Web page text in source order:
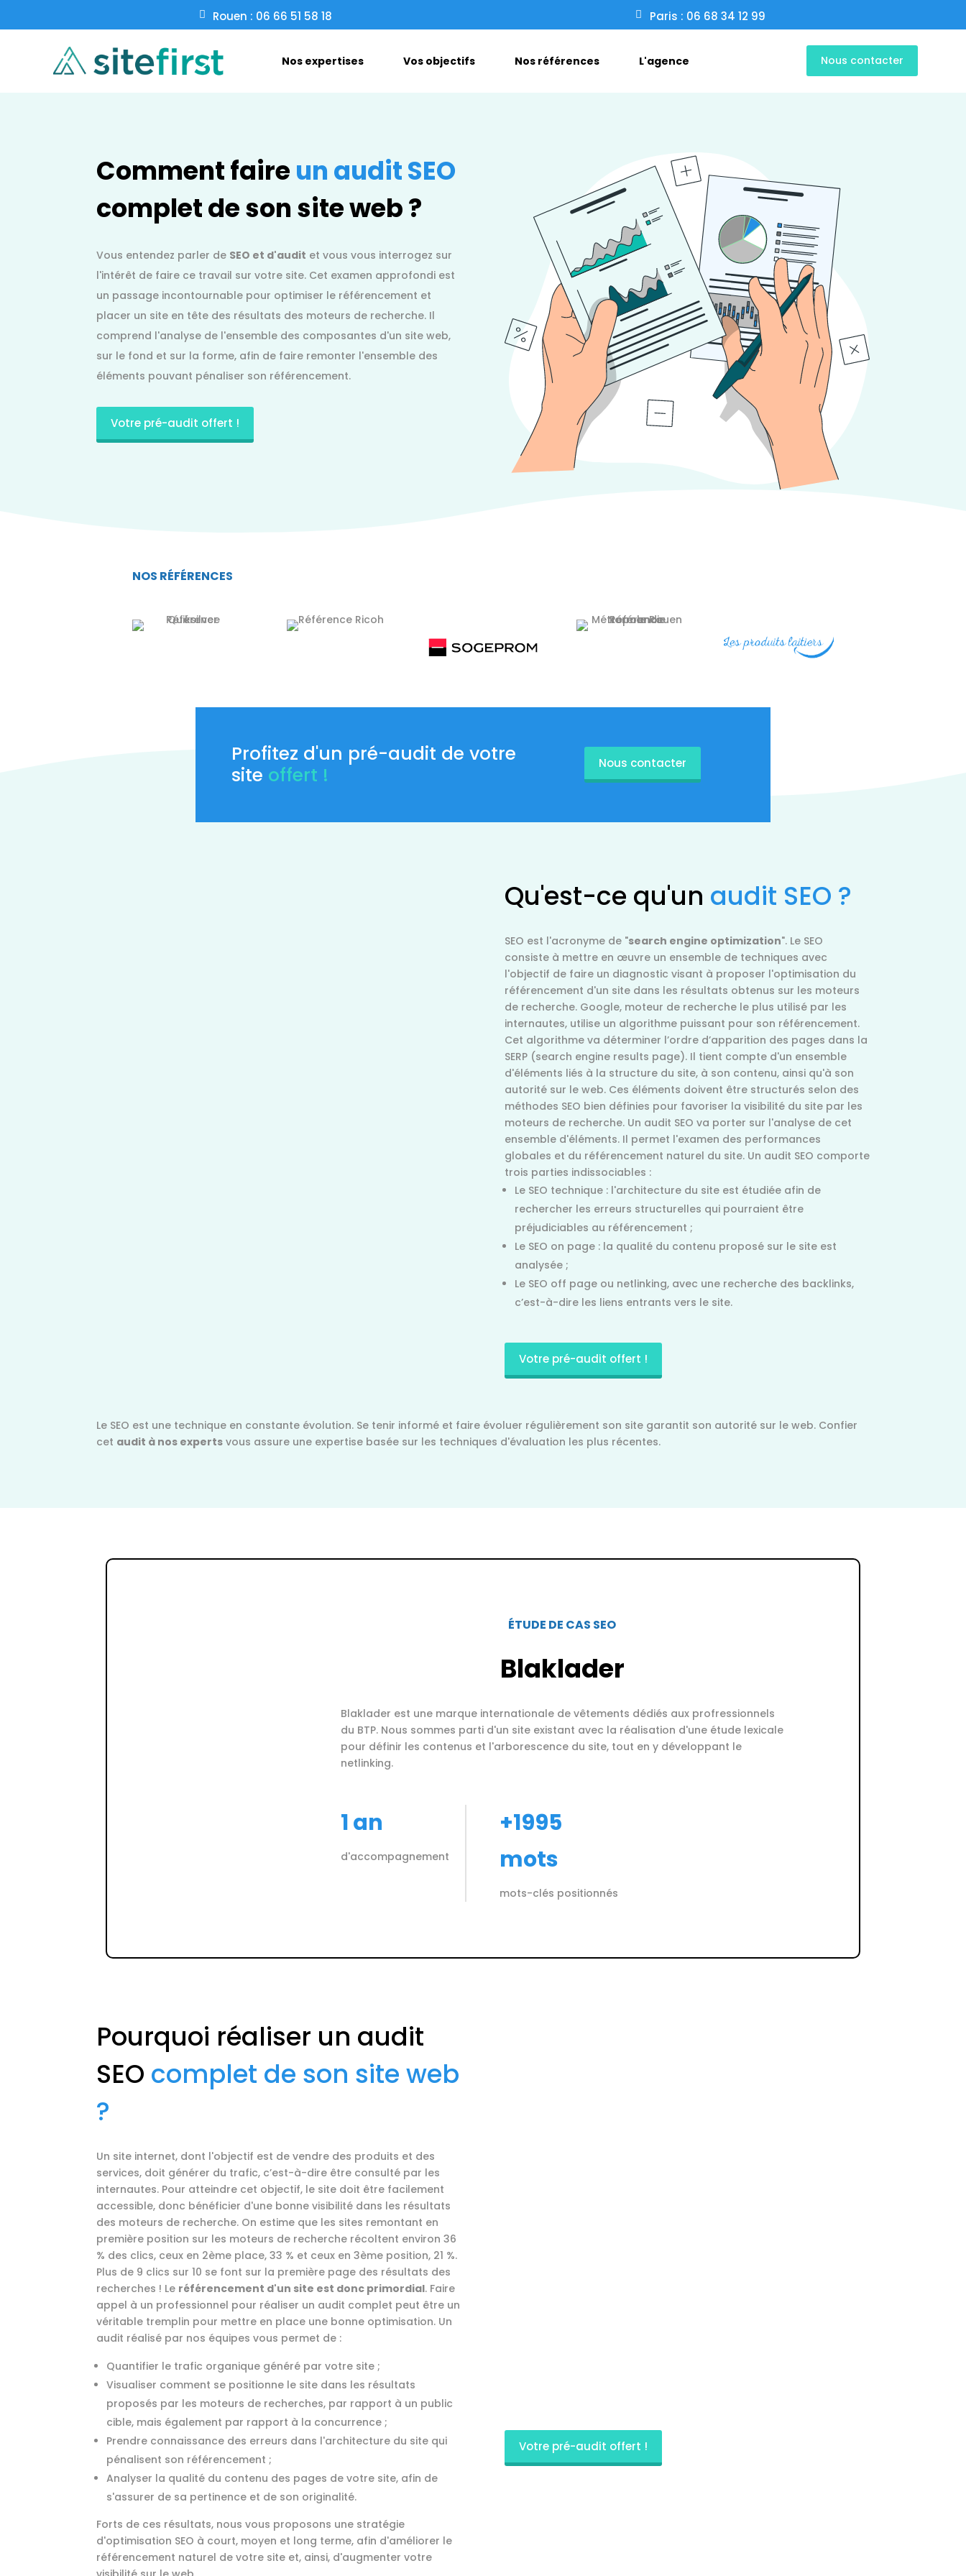
Rouen : 06 66 51 58 18 Paris : 06 68 34 12 99
Nos expertises Vos objectifs Nos références L'agence Nous contacter
Comment faire un audit SEO
complet de son site web ?
Vous entendez parler de SEO et d'audit et vous vous interrogez sur
l'intérêt de faire ce travail sur votre site. Cet examen approfondi est
un passage incontournable pour optimiser le référencement et
placer un site en tête des résultats des moteurs de recherche. Il
comprend l'analyse de l'ensemble des composantes d'un site web,
sur le fond et sur la forme, afin de faire remonter l'ensemble des
éléments pouvant pénaliser son référencement.
Votre pré-audit offert !
NOS RÉFÉRENCES
Profitez d'un pré-audit de votre
site offert ! Nous contacter
Qu'est-ce qu'un audit SEO ?
SEO est l'acronyme de "search engine optimization". Le SEO
consiste à mettre en œuvre un ensemble de techniques avec
l'objectif de faire un diagnostic visant à proposer l'optimisation du
référencement d'un site dans les résultats obtenus sur les moteurs
de recherche. Google, moteur de recherche le plus utilisé par les
internautes, utilise un algorithme puissant pour son référencement.
Cet algorithme va déterminer l’ordre d’apparition des pages dans la
SERP (search engine results page). Il tient compte d'un ensemble
d'éléments liés à la structure du site, à son contenu, ainsi qu'à son
autorité sur le web. Ces éléments doivent être structurés selon des
méthodes SEO bien définies pour favoriser la visibilité du site par les
moteurs de recherche. Un audit SEO va porter sur l'analyse de cet
ensemble d'éléments. Il permet l'examen des performances
globales et du référencement naturel du site. Un audit SEO comporte
trois parties indissociables :
Le SEO technique : l'architecture du site est étudiée afin de
rechercher les erreurs structurelles qui pourraient être
préjudiciables au référencement ;
Le SEO on page : la qualité du contenu proposé sur le site est
analysée ;
Le SEO off page ou netlinking, avec une recherche des backlinks,
c’est-à-dire les liens entrants vers le site.
Votre pré-audit offert !
Le SEO est une technique en constante évolution. Se tenir informé et faire évoluer régulièrement son site garantit son autorité sur le web. Confier
cet audit à nos experts vous assure une expertise basée sur les techniques d'évaluation les plus récentes.
ÉTUDE DE CAS SEO
Blaklader
Blaklader est une marque internationale de vêtements dédiés aux profressionnels
du BTP. Nous sommes parti d'un site existant avec la réalisation d'une étude lexicale
pour définir les contenus et l'arborescence du site, tout en y développant le
netlinking.
1 an
d'accompagnement
+1995
mots
mots-clés positionnés
Pourquoi réaliser un audit
SEO complet de son site web
?
Un site internet, dont l'objectif est de vendre des produits et des
services, doit générer du trafic, c’est-à-dire être consulté par les
internautes. Pour atteindre cet objectif, le site doit être facilement
accessible, donc bénéficier d'une bonne visibilité dans les résultats
des moteurs de recherche. On estime que les sites remontant en
première position sur les moteurs de recherche récoltent environ 36
% des clics, ceux en 2ème place, 33 % et ceux en 3ème position, 21 %.
Plus de 9 clics sur 10 se font sur la première page des résultats des
recherches ! Le référencement d'un site est donc primordial. Faire
appel à un professionnel pour réaliser un audit complet peut être un
véritable tremplin pour mettre en place une bonne optimisation. Un
audit réalisé par nos équipes vous permet de :
Quantifier le trafic organique généré par votre site ;
Visualiser comment se positionne le site dans les résultats
proposés par les moteurs de recherches, par rapport à un public
cible, mais également par rapport à la concurrence ;
Prendre connaissance des erreurs dans l'architecture du site qui
pénalisent son référencement ;
Analyser la qualité du contenu des pages de votre site, afin de
s'assurer de sa pertinence et de son originalité.
Forts de ces résultats, nous vous proposons une stratégie
d'optimisation SEO à court, moyen et long terme, afin d'améliorer le
référencement naturel de votre site et, ainsi, d'augmenter votre
Votre pré-audit offert !